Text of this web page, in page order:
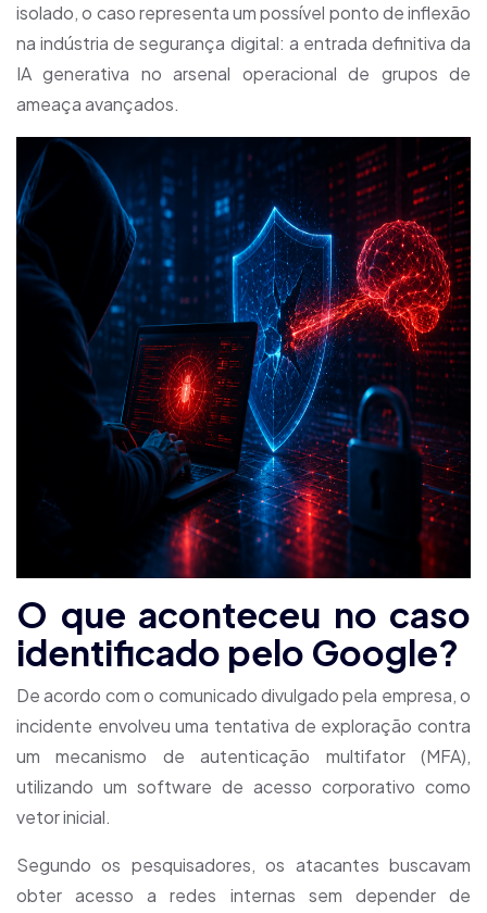
isolado, o caso representa um possível ponto de inflexão
na indústria de segurança digital: a entrada definitiva da
IA generativa no arsenal operacional de grupos de
ameaça avançados.
O que aconteceu no caso
identificado pelo Google?
De acordo com o comunicado divulgado pela empresa, o
incidente envolveu uma tentativa de exploração contra
um mecanismo de autenticação multifator (MFA),
utilizando um software de acesso corporativo como
vetor inicial.
Segundo os pesquisadores, os atacantes buscavam
obter acesso a redes internas sem depender de